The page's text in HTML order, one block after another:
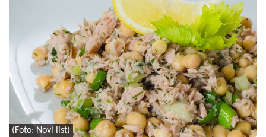
(Foto: Novi list)